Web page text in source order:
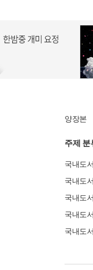
양장본
주제 분
국내도
국내도
국내도
국내도
국내도